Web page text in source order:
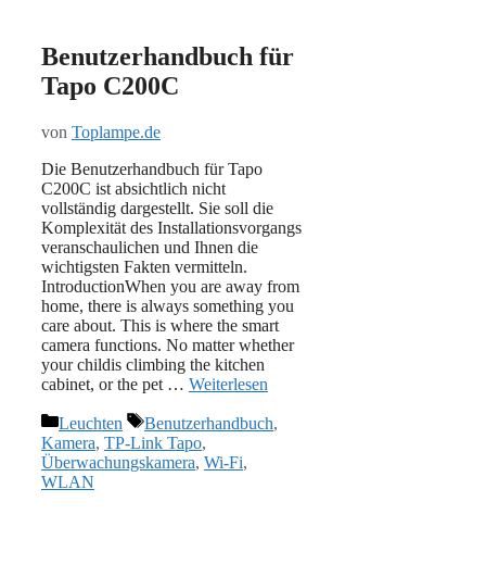
Benutzerhandbuch für
Tapo C200C
von Toplampe.de
Die Benutzerhandbuch für Tapo
C200C ist absichtlich nicht
vollständig dargestellt. Sie soll die
Komplexität des Installationsvorgangs
veranschaulichen und Ihnen die
wichtigsten Fakten vermitteln.
IntroductionWhen you are away from
home, there is always something you
care about. This is where the smart
camera functions. No matter whether
your childis climbing the kitchen
cabinet, or the pet … Weiterlesen
Kategorien
Leuchten Schlagwörter
Benutzerhandbuch,
Kamera, TP-Link Tapo,
Überwachungskamera, Wi-Fi,
WLAN